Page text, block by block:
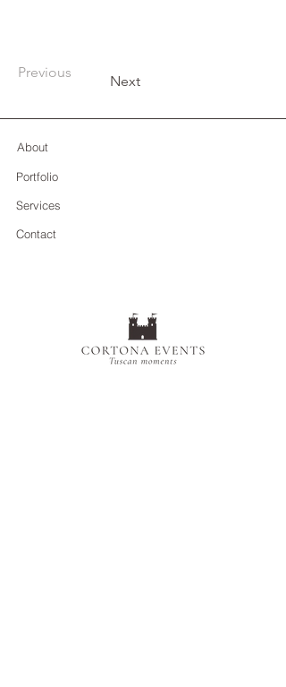
Previous
Next
About
Portfolio
Services
Contact